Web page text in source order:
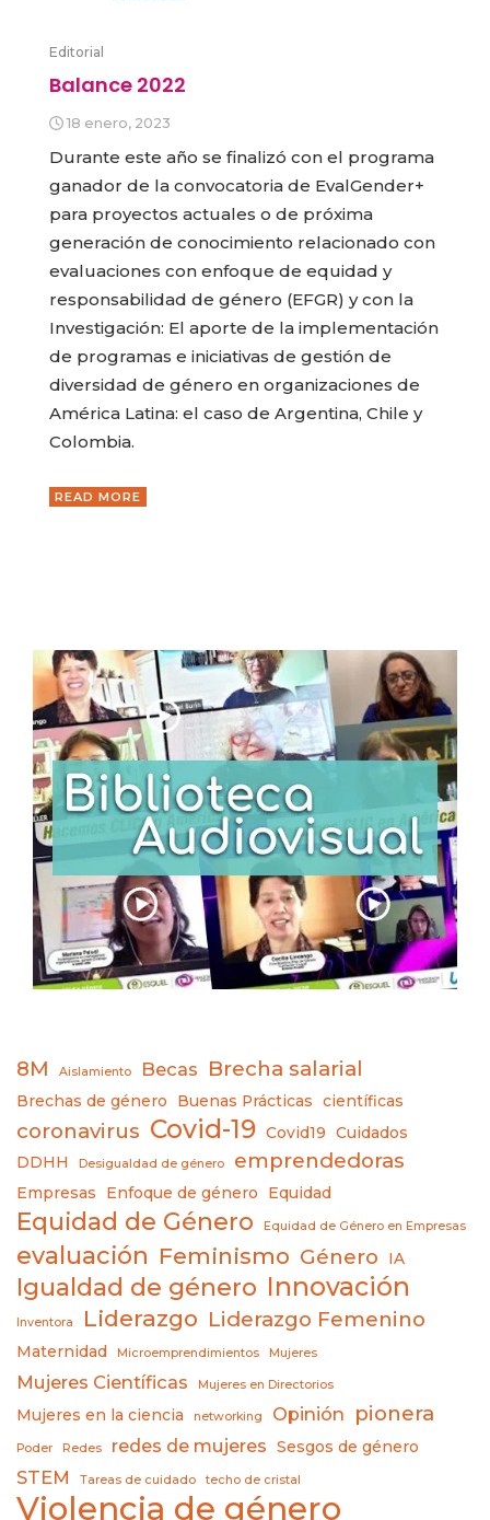
Editorial
Balance 2022
18 enero, 2023
Durante este año se finalizó con el programa
ganador de la convocatoria de EvalGender+
para proyectos actuales o de próxima
generación de conocimiento relacionado con
evaluaciones con enfoque de equidad y
responsabilidad de género (EFGR) y con la
Investigación: El aporte de la implementación
de programas e iniciativas de gestión de
diversidad de género en organizaciones de
América Latina: el caso de Argentina, Chile y
Colombia.
READ MORE
8M Aislamiento Becas Brecha salarial
Brechas de género Buenas Prácticas científicas
coronavirus Covid-19 Covid19
Cuidados
DDHH
Desigualdad de género emprendedoras
Empresas Enfoque de género Equidad
Equidad de Género Equidad de Género en Empresas
evaluación Feminismo Género IA
Igualdad de género Innovación
Inventora Liderazgo Liderazgo Femenino
Maternidad Microemprendimientos Mujeres
Mujeres Científicas Mujeres en Directorios
Mujeres en la ciencia networking Opinión pionera
Poder Redes redes de mujeres Sesgos de género
STEM Tareas de cuidado techo de cristal
Violencia de género